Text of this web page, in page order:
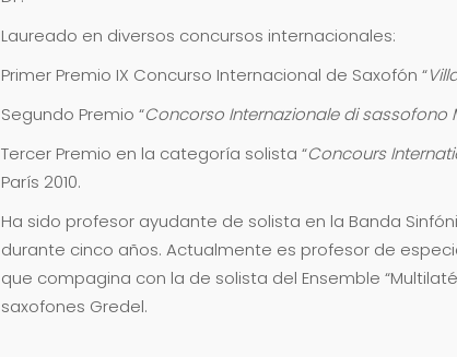
Laureado en diversos concursos internacionales:
Primer Premio IX Concurso Internacional de Saxofón “
Segundo Premio “Concorso Internazionale di sassofono
Tercer Premio en la categoría solista “Concours
París 2010.
Ha sido profesor ayudante de solista en la Banda
durante cinco años. Actualmente es profesor de
que compagina con la de solista del Ensemble
saxofones Gredel.